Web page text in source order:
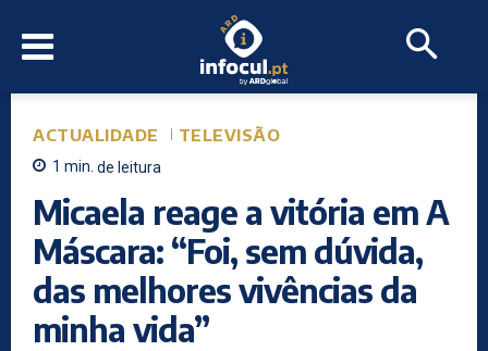
ACTUALIDADE TELEVISÃO
1 min. de leitura
Micaela reage a vitória em A
Máscara: “Foi, sem dúvida,
das melhores vivências da
minha vida”